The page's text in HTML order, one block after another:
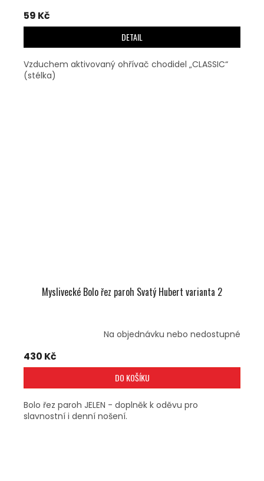
59 Kč
DETAIL
Vzduchem aktivovaný ohřívač chodidel „CLASSIC“
(stélka)
Myslivecké Bolo řez paroh Svatý Hubert varianta 2
Na objednávku nebo nedostupné
430 Kč
DO KOŠÍKU
Bolo řez paroh JELEN - doplněk k oděvu pro
slavnostní i denní nošení.